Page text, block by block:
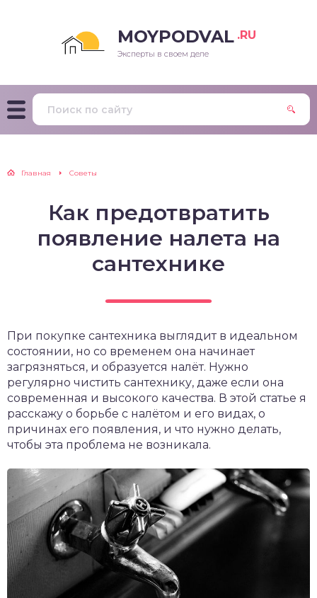
MOYPODVAL .RU
Эксперты в своем деле
Главная Советы
Как предотвратить
появление налета на
сантехнике
При покупке сантехника выглядит в идеальном
состоянии, но со временем она начинает
загрязняться, и образуется налёт. Нужно
регулярно чистить сантехнику, даже если она
современная и высокого качества. В этой статье я
расскажу о борьбе с налётом и его видах, о
причинах его появления, и что нужно делать,
чтобы эта проблема не возникала.